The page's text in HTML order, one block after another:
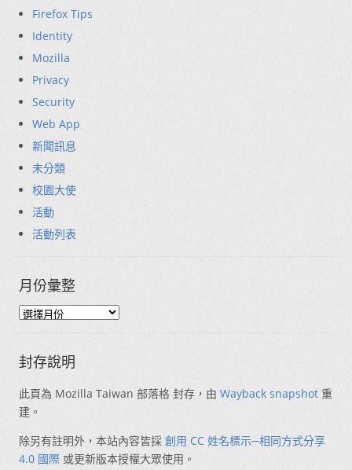
Firefox Tips
Identity
Mozilla
Privacy
Security
Web App
新聞訊息
未分類
校園大使
活動
活動列表
月份彙整
封存說明
此頁為 Mozilla Taiwan 部落格 封存，由 Wayback snapshot 重
建。
除另有註明外，本站內容皆採 創用 CC 姓名標示─相同方式分享
4.0 國際 或更新版本授權大眾使用。